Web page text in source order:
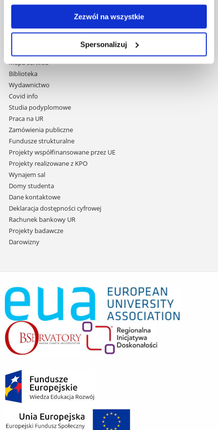
Zezwól na wszystkie
Spersonalizuj
Uniwersytet Rzeszowski
Al. Tadeusza Rejtana 16C
35-959 Rzeszów
i
przejdź
do
treści
Mapa serwisu
Biblioteka
Wydawnictwo
Covid info
Studia podyplomowe
Praca na UR
Zamówienia publiczne
Fundusze strukturalne
Projekty współfinansowane przez UE
Projekty realizowane z KPO
Wynajem sal
Domy studenta
Dane kontaktowe
Deklaracja dostępności cyfrowej
Rachunek bankowy UR
Projekty badawcze
Darowizny